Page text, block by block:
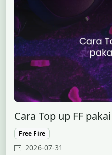
Cara Top up FF
Free Fire
2026-07-31